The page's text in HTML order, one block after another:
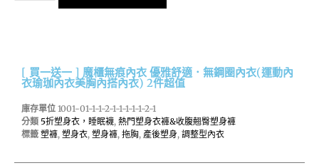
[ 買一送一 ] 魔櫃無痕內衣 優雅舒適．無鋼圈內衣(運動內
衣瑜珈內衣美胸內搭內衣) 2件超值
庫存單位 1001-01-1-1-2-1-1-1-1-1-2-1
分類 5折塑身衣，睡眠襪, 熱門塑身衣褲&收腹翹臀塑身褲
標籤 塑褲, 塑身衣, 塑身褲, 拖胸, 產後塑身, 調整型內衣